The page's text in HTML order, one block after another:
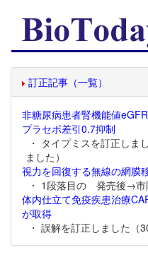
訂正記事（一覧）
非糖尿病患者腎機能値
プラセボ差引0.7抑制
・ タイプミスを訂正し
ました）
視力を回復する無線の網膜
・ 1段落目の 発売後→市
体内仕立て免疫疾患治療
が取得
・ 誤解を訂正しました（